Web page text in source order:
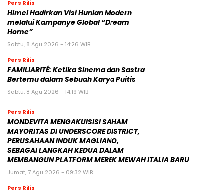
Pers Rilis
Himel Hadirkan Visi Hunian Modern
melalui Kampanye Global “Dream
Home”
Sabtu, 8 Agu 2026 - 14:26 WIB
Pers Rilis
FAMILIARITÉ: Ketika Sinema dan Sastra
Bertemu dalam Sebuah Karya Puitis
Sabtu, 8 Agu 2026 - 14:19 WIB
Pers Rilis
MONDEVITA MENGAKUISISI SAHAM
MAYORITAS DI UNDERSCORE DISTRICT,
PERUSAHAAN INDUK MAGLIANO,
SEBAGAI LANGKAH KEDUA DALAM
MEMBANGUN PLATFORM MEREK MEWAH ITALIA BARU
Jumat, 7 Agu 2026 - 09:32 WIB
Pers Rilis